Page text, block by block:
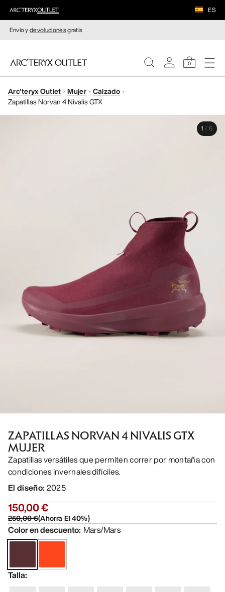
ES
Envío ydevolucionesgratis
0
MUJERE
Arc'teryx Outlet Mujer
Calzado
Zapatillas Norvan 4 Nivalis GTX
1 / 5
ZAPATILLAS NORVAN 4 NIVALIS GTX
MUJER
Zapatillas versátiles que permiten correr por montaña con
condiciones invernales difíciles.
El diseño: 2025
150,00 €
250,00 €(Ahorra El40%)
Color en descuento: Mars/Mars
Talla: